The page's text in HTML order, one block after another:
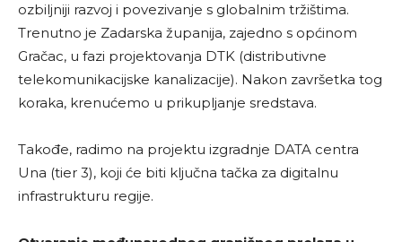
ozbiljniji razvoj i povezivanje s globalnim tržištima.
Trenutno je Zadarska županija, zajedno s općinom
Gračac, u fazi projektovanja DTK (distributivne
telekomunikacijske kanalizacije). Nakon završetka tog
koraka, krenućemo u prikupljanje sredstava.
Takođe, radimo na projektu izgradnje DATA centra
Una (tier 3), koji će biti ključna tačka za digitalnu
infrastrukturu regije.